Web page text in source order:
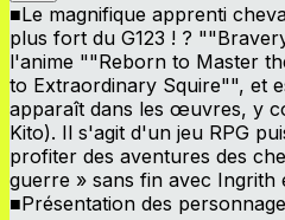
■Le magnifique apprenti
plus fort du G123 ! ?
l'anime ""Reborn to Master
to Extraordinary Squire"", et
apparaît dans les œuvres, y
Kito). Il s'agit d'un jeu RPG
profiter des aventures des
guerre » sans fin avec Ingrith
■Présentation des